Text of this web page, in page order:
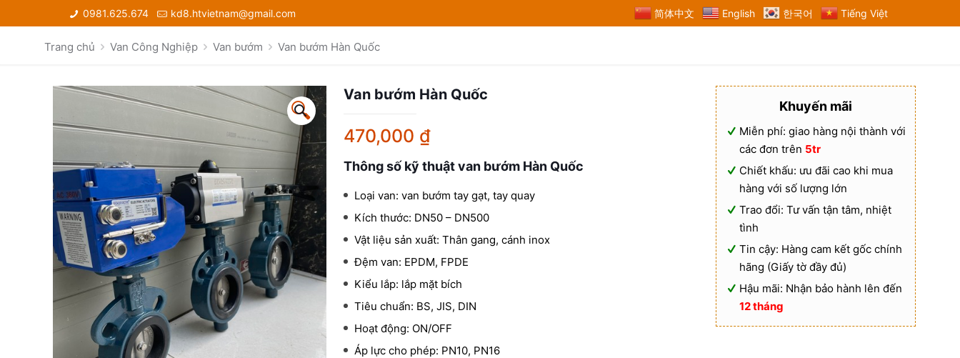
0981.625.674 kd8.htvietnam@gmail.com 简体中文 English 한국어 Tiếng Việt
Trang chủ Van Công Nghiệp Van bướm Van bướm Hàn Quốc
🔍
Van bướm Hàn Quốc
470,000 ₫
Thông số kỹ thuật van bướm Hàn Quốc
Loại van: van bướm tay gạt, tay quay
Kích thước: DN50 – DN500
Vật liệu sản xuất: Thân gang, cánh inox
Đệm van: EPDM, FPDE
Kiểu lắp: lắp mặt bích
Tiêu chuẩn: BS, JIS, DIN
Hoạt động: ON/OFF
Áp lực cho phép: PN10, PN16
Khuyến mãi
Miễn phí: giao hàng nội thành với
các đơn trên 5tr
Chiết khấu: ưu đãi cao khi mua
hàng với số lượng lớn
Trao đổi: Tư vấn tận tâm, nhiệt
tình
Tin cậy: Hàng cam kết gốc chính
hãng (Giấy tờ đầy đủ)
Hậu mãi: Nhận bảo hành lên đến
12 tháng